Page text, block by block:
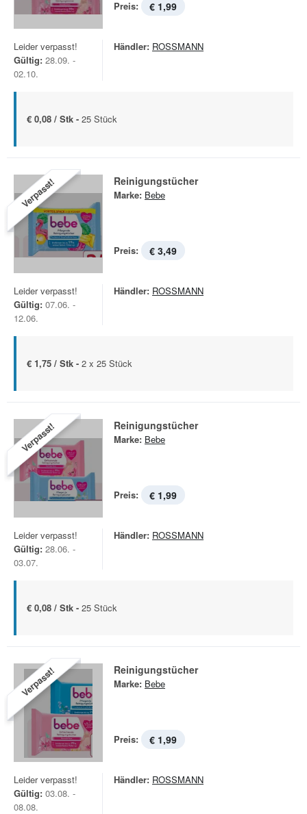
Preis: € 1,99
Leider verpasst!
Gültig: 28.09. -
02.10.
Händler: ROSSMANN
€ 0,08 / Stk - 25 Stück
Verpasst! Reinigungstücher
Marke: Bebe
Preis: € 3,49
Leider verpasst!
Gültig: 07.06. -
12.06.
Händler: ROSSMANN
€ 1,75 / Stk - 2 x 25 Stück
Verpasst! Reinigungstücher
Marke: Bebe
Preis: € 1,99
Leider verpasst!
Gültig: 28.06. -
03.07.
Händler: ROSSMANN
€ 0,08 / Stk - 25 Stück
Verpasst! Reinigungstücher
Marke: Bebe
Preis: € 1,99
Leider verpasst!
Gültig: 03.08. -
08.08.
Händler: ROSSMANN